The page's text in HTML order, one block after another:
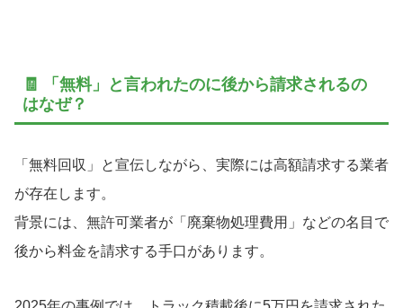
🧾 「無料」と言われたのに後から請求されるの
はなぜ？
「無料回収」と宣伝しながら、実際には高額請求する業者
が存在します。
背景には、無許可業者が「廃棄物処理費用」などの名目で
後から料金を請求する手口があります。